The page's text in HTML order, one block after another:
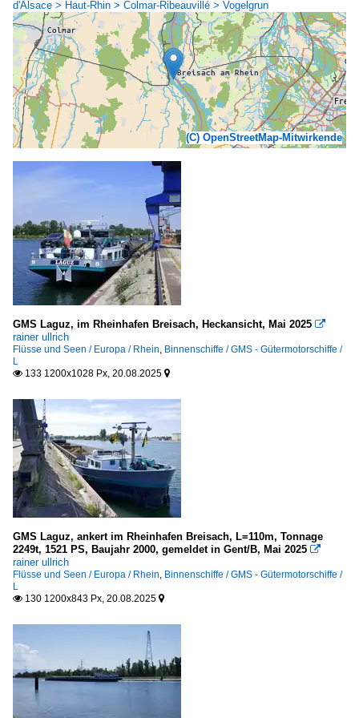
d'Alsace > Haut-Rhin > Colmar-Ribeauvillé > Vogelgrun
(C) OpenStreetMap-Mitwirkende
GMS Laguz, im Rheinhafen Breisach, Heckansicht, Mai 2025 
rainer ullrich
Flüsse und Seen / Europa / Rhein Binnenschiffe / GMS - Gütermotorschiffe /
L
 133 1200x1028 Px, 20.08.2025 
GMS Laguz, ankert im Rheinhafen Breisach, L=110m, Tonnage
2249t, 1521 PS, Baujahr 2000, gemeldet in Gent/B, Mai 2025 
rainer ullrich
Flüsse und Seen / Europa / Rhein Binnenschiffe / GMS - Gütermotorschiffe /
L
 130 1200x843 Px, 20.08.2025 